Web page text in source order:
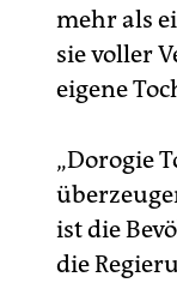
mehr als
sie voller
eigene
„Dorogie
ist die
die